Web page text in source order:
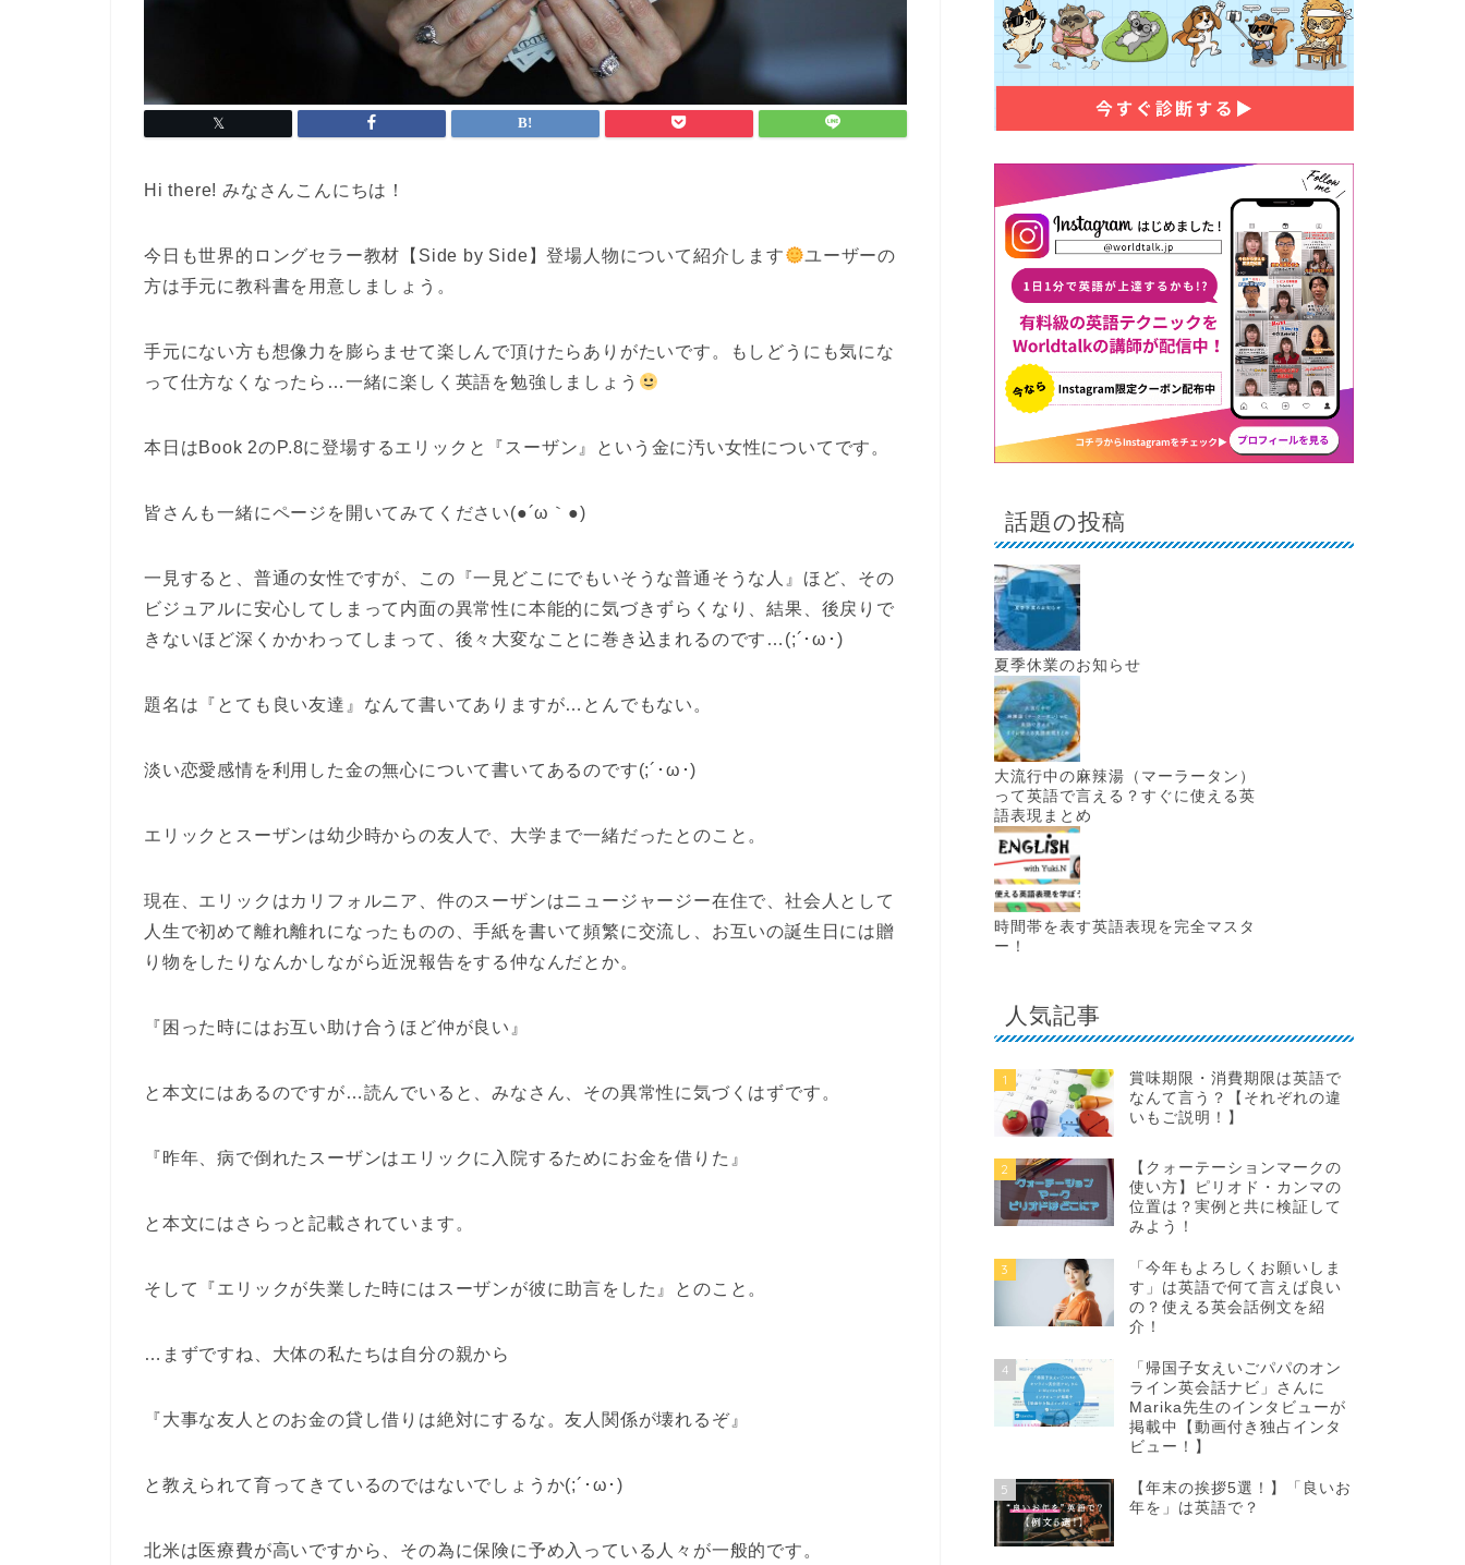
Hi there! みなさんこんにちは！
今日も世界的ロングセラー教材【Side by Side】登場人物について紹介します
ユーザーの
方は手元に教科書を用意しましょう。
手元にない方も想像力を膨らませて楽しんで頂けたらありがたいです。もしどうにも気にな
って仕方なくなったら…一緒に楽しく英語を勉強しましょう
本日はBook 2のP.8に登場するエリックと『スーザン』という金に汚い女性についてです。
皆さんも一緒にページを開いてみてください(●´ω｀●)
一見すると、普通の女性ですが、この『一見どこにでもいそうな普通そうな人』ほど、その
ビジュアルに安心してしまって内面の異常性に本能的に気づきずらくなり、結果、後戻りで
きないほど深くかかわってしまって、後々大変なことに巻き込まれるのです…(;´･ω･)
題名は『とても良い友達』なんて書いてありますが…とんでもない。
淡い恋愛感情を利用した金の無心について書いてあるのです(;´･ω･)
エリックとスーザンは幼少時からの友人で、大学まで一緒だったとのこと。
現在、エリックはカリフォルニア、件のスーザンはニュージャージー在住で、社会人として
人生で初めて離れ離れになったものの、手紙を書いて頻繁に交流し、お互いの誕生日には贈
り物をしたりなんかしながら近況報告をする仲なんだとか。
『困った時にはお互い助け合うほど仲が良い』
と本文にはあるのですが…読んでいると、みなさん、その異常性に気づくはずです。
『昨年、病で倒れたスーザンはエリックに入院するためにお金を借りた』
と本文にはさらっと記載されています。
そして『エリックが失業した時にはスーザンが彼に助言をした』とのこと。
…まずですね、大体の私たちは自分の親から
『大事な友人とのお金の貸し借りは絶対にするな。友人関係が壊れるぞ』
と教えられて育ってきているのではないでしょうか(;´･ω･)
北米は医療費が高いですから、その為に保険に予め入っている人々が一般的です。
話題の投稿
夏季休業のお知らせ
大流行中の麻辣湯（マーラータン）
って英語で言える？すぐに使える英
語表現まとめ
時間帯を表す英語表現を完全マスタ
ー！
人気記事
1
賞味期限・消費期限は英語で
なんて言う？【それぞれの違
いもご説明！】
2
【クォーテーションマークの
使い方】ピリオド・カンマの
位置は？実例と共に検証して
みよう！
3
「今年もよろしくお願いしま
す」は英語で何て言えば良い
の？使える英会話例文を紹
介！
4
「帰国子女えいごパパのオン
ライン英会話ナビ」さんに
Marika先生のインタビューが
掲載中【動画付き独占インタ
ビュー！】
5
【年末の挨拶5選！】「良いお
年を」は英語で？